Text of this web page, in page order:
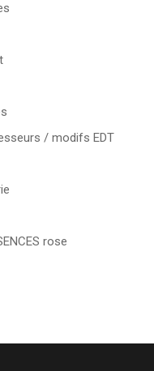
/ modifs EDT
rose